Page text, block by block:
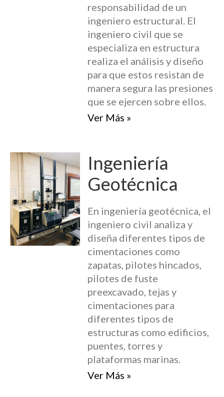
responsabilidad de un
ingeniero estructural. El
ingeniero civil que se
especializa en estructura
realiza el análisis y diseño
para que estos resistan de
manera segura las presiones
que se ejercen sobre ellos.
Ver Más »
Ingeniería
Geotécnica
En ingeniería geotécnica, el
ingeniero civil analiza y
diseña diferentes tipos de
cimentaciones como
zapatas, pilotes hincados,
pilotes de fuste
preexcavado, tejas y
cimentaciones para
diferentes tipos de
estructuras como edificios,
puentes, torres y
plataformas marinas.
Ver Más »